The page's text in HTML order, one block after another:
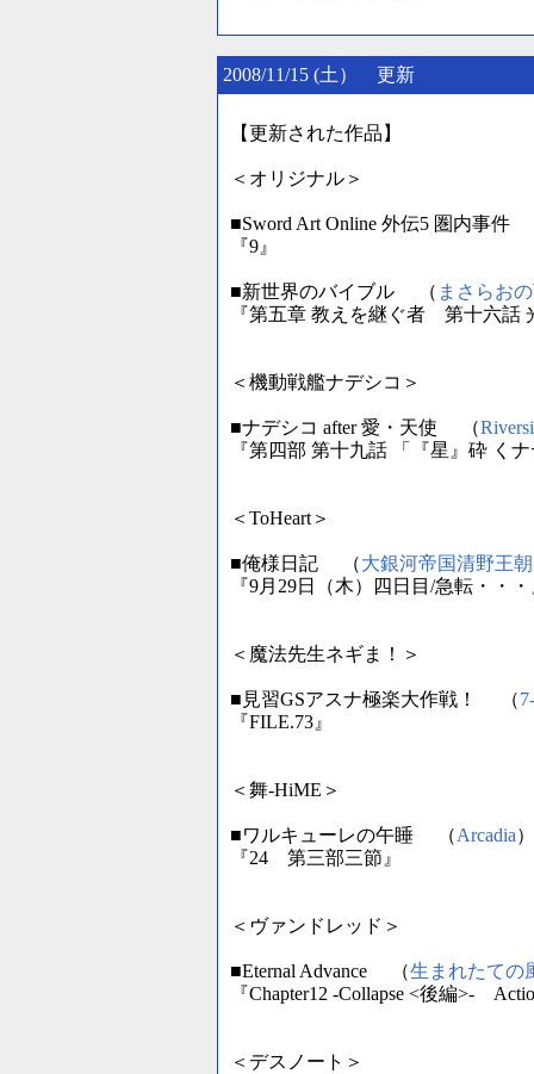
2008/11/15 (土） 更新
【更新された作品】
＜オリジナル＞
■Sword Art Online 外伝5 圏内事件
『9』
■新世界のバイブル （ まさらお
『第五章 教えを継ぐ者 第十六話
＜機動戦艦ナデシコ＞
■ナデシコ after 愛・天使 （
『第四部 第十九話 「『星』砕 く
＜ToHeart＞
■俺様日記 （大銀河帝国清野王朝
『9月29日（木）四日目/急転・・
＜魔法先生ネギま！＞
■見習GSアスナ極楽大作戦！ （
『FILE.73』
＜舞-HiME＞
■ワルキューレの午睡 （Arcadia）
『24 第三部三節』
＜ヴァンドレッド＞
■Eternal Advance （生まれたての
『Chapter12 -Collapse <後編>-
＜デスノート＞